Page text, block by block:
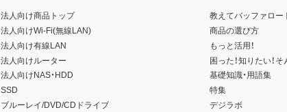
法人向け商品トップ
法人向けWi-Fi(無線LAN)
法人向け有線LAN
法人向けルーター
法人向けNAS・HDD
SSD
ブルーレイ/DVD/CDドライブ
教えてバッファロー
商品の選び方
もっと活用！
困った！知りたい！
基礎知識・用語集
特集
デジラボ